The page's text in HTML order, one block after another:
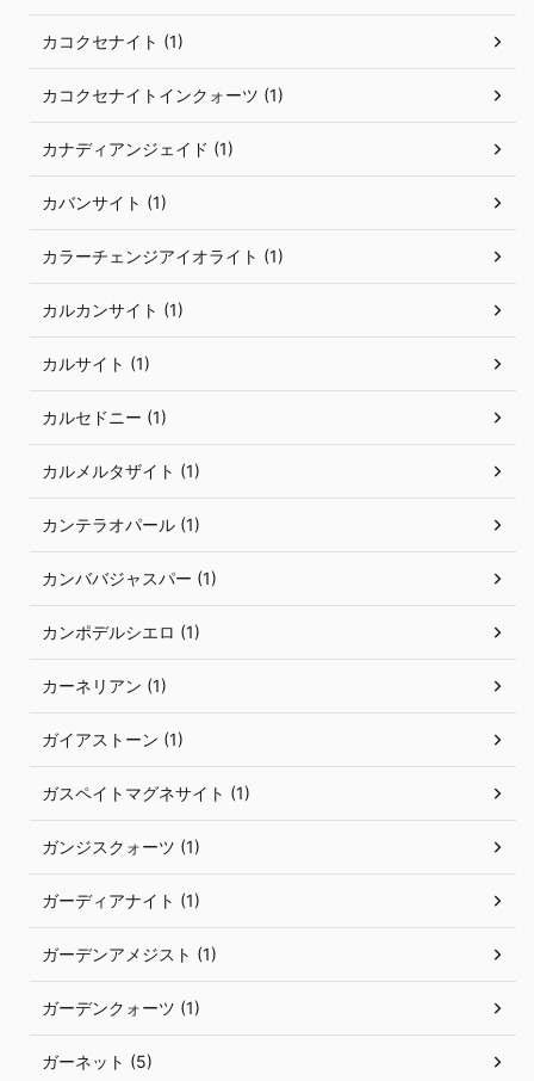
カコクセナイト (1)
カコクセナイトインクォーツ (1)
カナディアンジェイド (1)
カバンサイト (1)
カラーチェンジアイオライト (1)
カルカンサイト (1)
カルサイト (1)
カルセドニー (1)
カルメルタザイト (1)
カンテラオパール (1)
カンババジャスパー (1)
カンポデルシエロ (1)
カーネリアン (1)
ガイアストーン (1)
ガスペイトマグネサイト (1)
ガンジスクォーツ (1)
ガーディアナイト (1)
ガーデンアメジスト (1)
ガーデンクォーツ (1)
ガーネット (5)